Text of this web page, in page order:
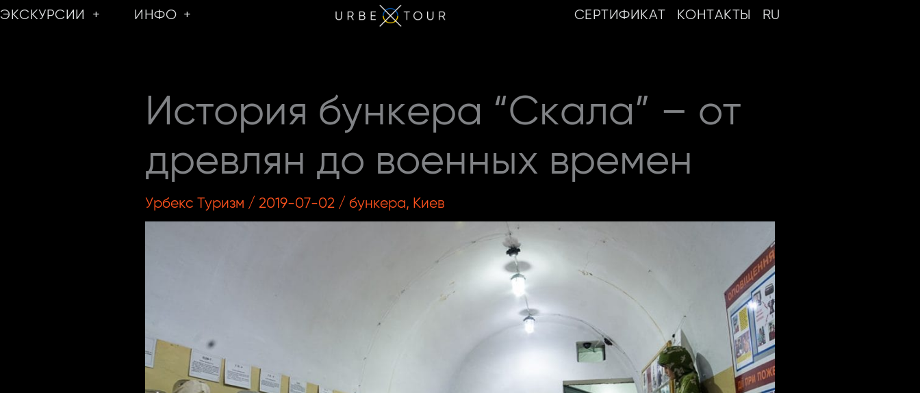
Перейти
ЭКСКУРСИИ ИНФО СЕРТИФИКАТ КОНТАКТЫ RU
История бункера “Скала” – от
древлян до военных времен
Урбекс Туризм /2019-07-02 /бункера, Киев